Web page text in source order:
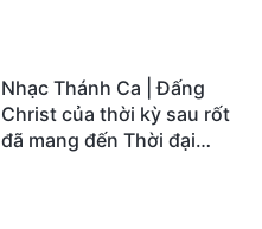
Nhạc Thánh Ca | Đấng
Christ của thời kỳ sau rốt
đã mang đến Thời đại